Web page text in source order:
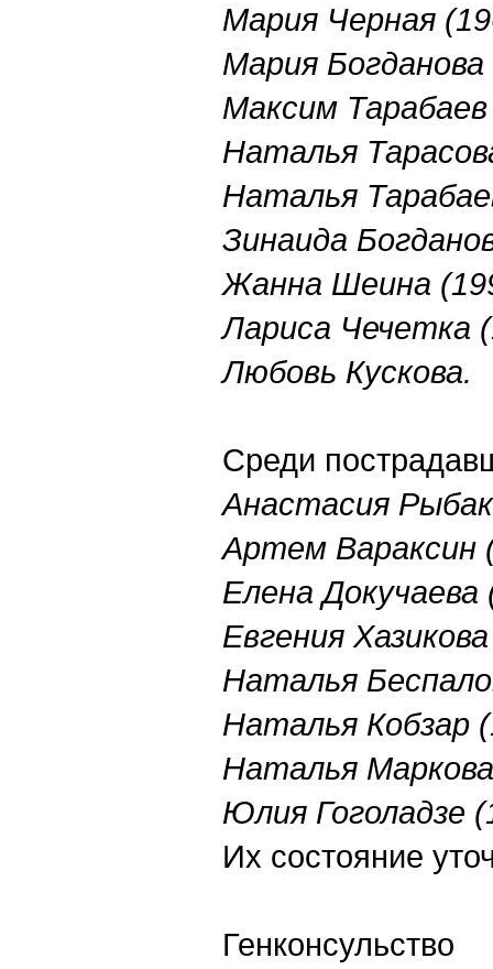
Мария Черная
Мария Богданова
Максим
Наталья
Наталья
Зинаида
Жанна Шеина
Лариса Чечетка
Любовь Кускова.
Среди
Анастасия
Артем Вараксин
Елена Докучаева
Евгения
Наталья
Наталья Кобзар
Наталья
Юлия Гоголадзе
Их состояние